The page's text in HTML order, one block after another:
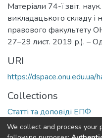
Матеріали 74-ї звіт.
викладацького складу і
правового факультету
27–29 лист. 2019 р.). –
URI
https://
Collections
Статті та доповіді ЕПФ
Full item page
We collect and process your